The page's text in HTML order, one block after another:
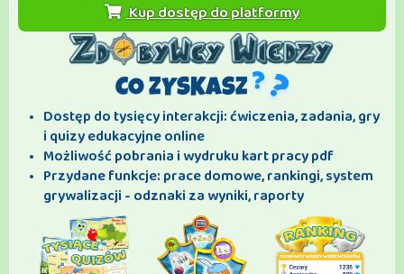
Kup dostęp do platformy
CO ZYSKASZ
Dostęp do tysięcy interakcji: ćwiczenia, zadania, gry
i quizy edukacyjne online
Możliwość pobrania i wydruku kart pracy pdf
Przydane funkcje: prace domowe, rankingi, system
grywalizacji - odznaki za wyniki, raporty